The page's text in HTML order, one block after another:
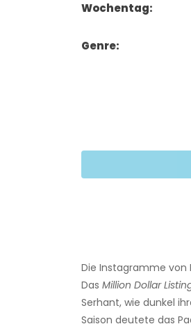
Wochentag:
Genre:
Die Instagramme von
Das Million Dollar
Serhant, wie dunkel
Saison deutete das